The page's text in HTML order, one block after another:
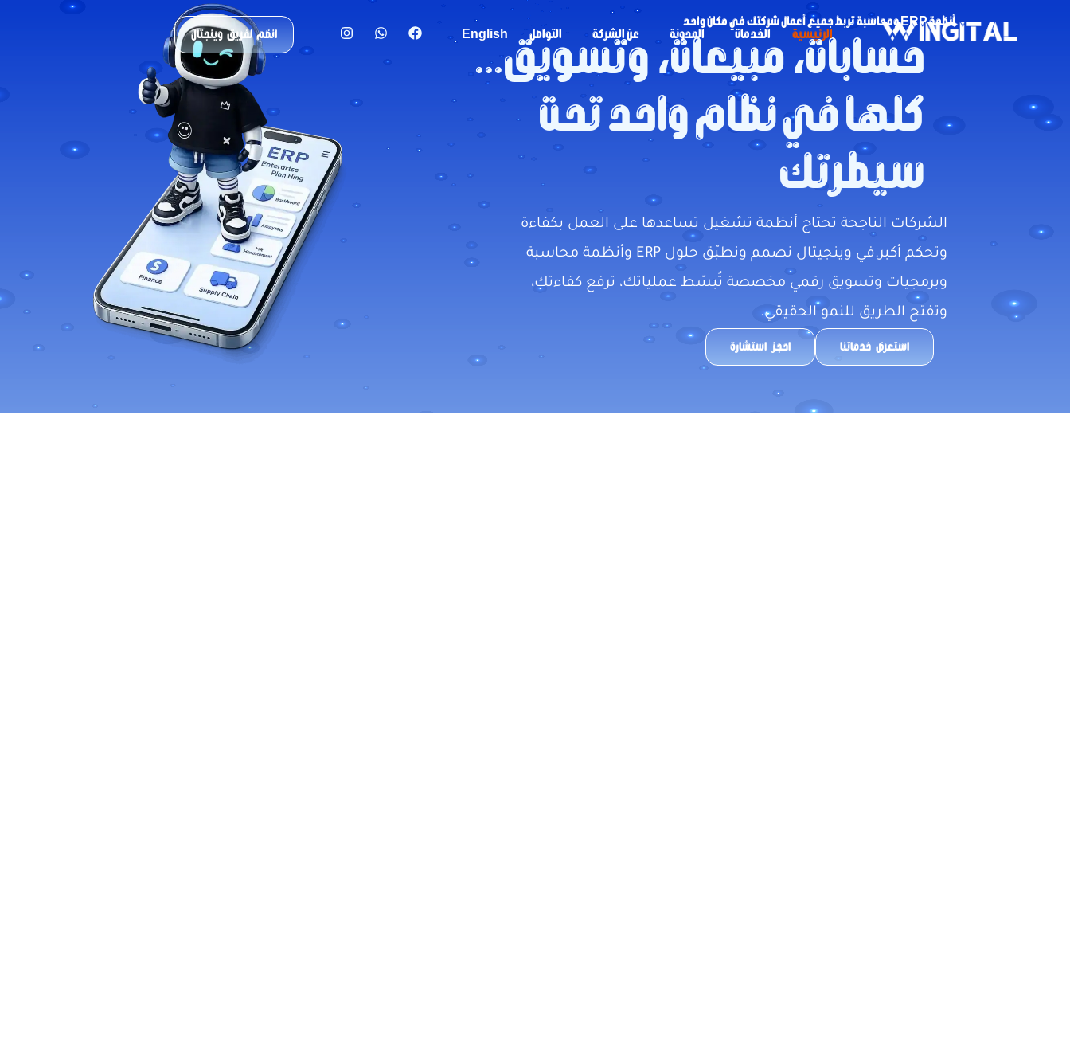
الرئيسية الخدمات المدونة عن الشركة التواصل English انضم لفريق وينجتال
أنظمة ERP ومحاسبة تربط جميع أعمال شركتك في مكان واحد
حسابات، مبيعات، وتسويق...
كلها في نظام واحد تحت
سيطرتك
الشركات الناجحة تحتاج أنظمة تشغيل تساعدها على العمل بكفاءة
وتحكم أكبر.في وينجيتال نصمم ونطبّق حلول ERP وأنظمة محاسبة
وبرمجيات وتسويق رقمي مخصصة تُبسّط عملياتك، ترفع كفاءتك،
وتفتح الطريق للنمو الحقيقي.
استعرض خدماتنا احجز استشارة